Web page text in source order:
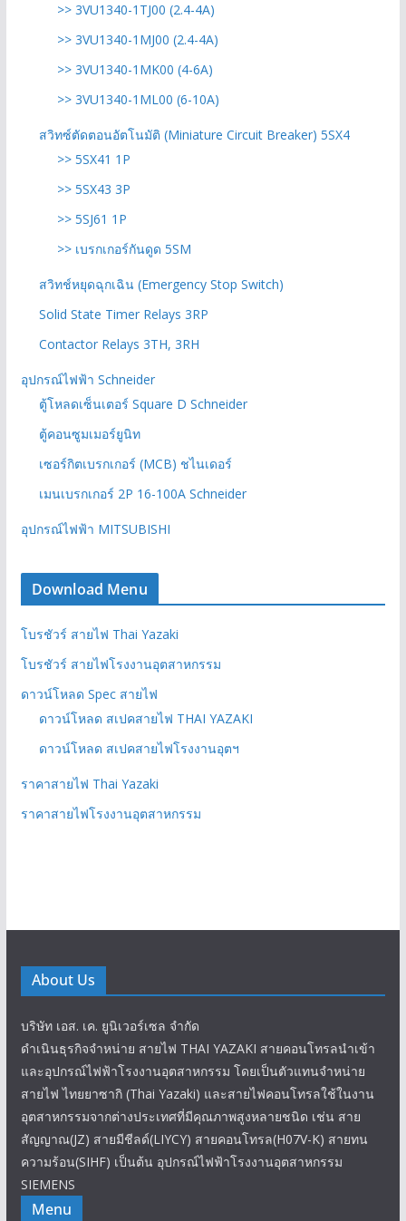
>> 3VU1340-1TJ00 (2.4-4A)
>> 3VU1340-1MJ00 (2.4-4A)
>> 3VU1340-1MK00 (4-6A)
>> 3VU1340-1ML00 (6-10A)
สวิทซ์ตัดตอนอัตโนมัติ (Miniature Circuit Breaker) 5SX4
>> 5SX41 1P
>> 5SX43 3P
>> 5SJ61 1P
>> เบรกเกอร์กันดูด 5SM
สวิทช์หยุดฉุกเฉิน (Emergency Stop Switch)
Solid State Timer Relays 3RP
Contactor Relays 3TH, 3RH
อุปกรณ์ไฟฟ้า Schneider
ตู้โหลดเซ็นเตอร์ Square D Schneider
ตู้คอนซูมเมอร์ยูนิท
เซอร์กิตเบรกเกอร์ (MCB) ชไนเดอร์
เมนเบรกเกอร์ 2P 16-100A Schneider
อุปกรณ์ไฟฟ้า MITSUBISHI
Download Menu
โบรชัวร์ สายไฟ Thai Yazaki
โบรชัวร์ สายไฟโรงงานอุตสาหกรรม
ดาวน์โหลด Spec สายไฟ
ดาวน์โหลด สเปคสายไฟ THAI YAZAKI
ดาวน์โหลด สเปคสายไฟโรงงานอุตฯ
ราคาสายไฟ Thai Yazaki
ราคาสายไฟโรงงานอุตสาหกรรม
About Us
บริษัท เอส. เค. ยูนิเวอร์เซล จำกัด
ดำเนินธุรกิจจำหน่าย สายไฟ THAI YAZAKI สายคอนโทรลนำเข้า
และอุปกรณ์ไฟฟ้าโรงงานอุตสาหกรรม โดยเป็นตัวแทนจำหน่าย
สายไฟ ไทยยาซากิ (Thai Yazaki) และสายไฟคอนโทรลใช้ในงาน
อุตสาหกรรมจากต่างประเทศที่มีคุณภาพสูงหลายชนิด เช่น สาย
สัญญาณ(JZ) สายมีชีลด์(LIYCY) สายคอนโทรล(H07V-K) สายทน
ความร้อน(SIHF) เป็นต้น อุปกรณ์ไฟฟ้าโรงงานอุตสาหกรรม
SIEMENS
Menu